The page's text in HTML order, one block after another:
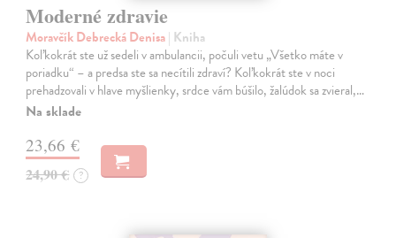
Moderné zdravie
Moravčík Debrecká Denisa| Kniha
Koľkokrát ste už sedeli v ambulancii, počuli vetu „Všetko máte v
poriadku“ – a predsa ste sa necítili zdraví? Koľkokrát ste v noci
prehadzovali v hlave myšlienky, srdce vám búšilo, žalúdok sa zvieral,…
Na sklade
23,66 €
24,90 € ?